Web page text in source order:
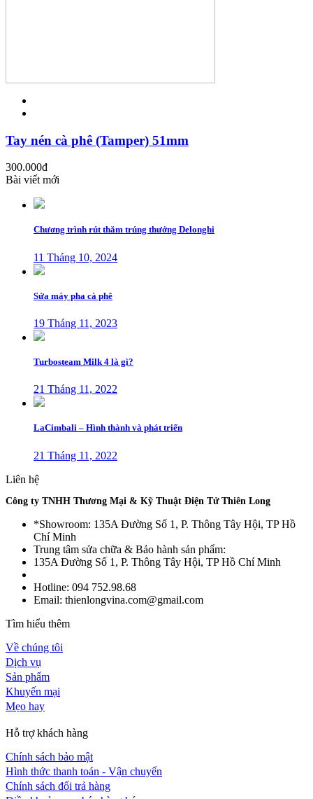
Tay nén cà phê (Tamper) 51mm
300.000đ
Bài viết mới
Chương trình rút thăm trúng thưởng Delonghi
11 Tháng 10, 2024
Sửa máy pha cà phê
19 Tháng 11, 2023
Turbosteam Milk 4 là gì?
21 Tháng 11, 2022
LaCimbali – Hình thành và phát triển
21 Tháng 11, 2022
Liên hệ
Công ty TNHH Thương Mại & Kỹ Thuật Điện Tử Thiên Long
*Showroom: 135A Đường Số 1, P. Thông Tây Hội, TP Hồ
Chí Minh
Trung tâm sửa chữa & Bảo hành sản phẩm:
135A Đường Số 1, P. Thông Tây Hội, TP Hồ Chí Minh
Hotline: 094 752.98.68
Email: thienlongvina.com@gmail.com
Tìm hiểu thêm
Về chúng tôi
Dịch vụ
Sản phẩm
Khuyến mại
Mẹo hay
Hỗ trợ khách hàng
Chính sách bảo mật
Hình thức thanh toán - Vận chuyển
Chính sách đổi trả hàng